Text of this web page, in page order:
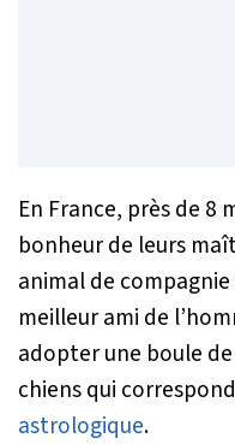
En France, près de 8
bonheur de leurs
animal de
meilleur ami de
adopter une boule
chiens qui
astrologique.